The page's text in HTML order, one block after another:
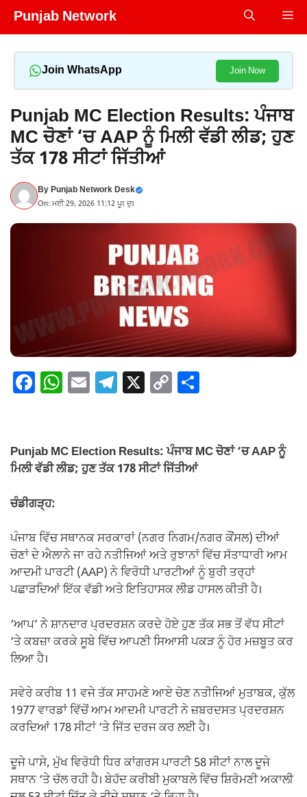
Skip
Punjab Network
Join WhatsApp Join Now
Punjab MC Election Results: ਪੰਜਾਬ
MC ਚੋਣਾਂ ‘ਚ AAP ਨੂੰ ਮਿਲੀ ਵੱਡੀ ਲੀਡ; ਹੁਣ
ਤੱਕ 178 ਸੀਟਾਂ ਜਿੱਤੀਆਂ
ByPunjab Network Desk
On: ਮਈ 29, 2026 11:12 ਪੂਃ ਦੁਃ
F
e
b
o
o
k
W
s
A
E T
gr
a
X C
y
Li
e
Punjab MC Election Results: ਪੰਜਾਬ MC ਚੋਣਾਂ ‘ਚ AAP ਨੂੰ
ਮਿਲੀ ਵੱਡੀ ਲੀਡ; ਹੁਣ ਤੱਕ 178 ਸੀਟਾਂ ਜਿੱਤੀਆਂ
ਚੰਡੀਗੜ੍ਹ:
ਪੰਜਾਬ ਵਿੱਚ ਸਥਾਨਕ ਸਰਕਾਰਾਂ (ਨਗਰ ਨਿਗਮ/ਨਗਰ ਕੌਂਸਲ) ਦੀਆਂ
ਚੋਣਾਂ ਦੇ ਐਲਾਨੇ ਜਾ ਰਹੇ ਨਤੀਜਿਆਂ ਅਤੇ ਰੁਝਾਨਾਂ ਵਿੱਚ ਸੱਤਾਧਾਰੀ ਆਮ
ਆਦਮੀ ਪਾਰਟੀ (AAP) ਨੇ ਵਿਰੋਧੀ ਪਾਰਟੀਆਂ ਨੂੰ ਬੁਰੀ ਤਰ੍ਹਾਂ
ਪਛਾੜਦਿਆਂ ਇੱਕ ਵੱਡੀ ਅਤੇ ਇਤਿਹਾਸਕ ਲੀਡ ਹਾਸਲ ਕੀਤੀ ਹੈ।
‘ਆਪ’ ਨੇ ਸ਼ਾਨਦਾਰ ਪ੍ਰਦਰਸ਼ਨ ਕਰਦੇ ਹੋਏ ਹੁਣ ਤੱਕ ਸਭ ਤੋਂ ਵੱਧ ਸੀਟਾਂ
‘ਤੇ ਕਬਜ਼ਾ ਕਰਕੇ ਸੂਬੇ ਵਿੱਚ ਆਪਣੀ ਸਿਆਸੀ ਪਕੜ ਨੂੰ ਹੋਰ ਮਜ਼ਬੂਤ ਕਰ
ਲਿਆ ਹੈ।
ਸਵੇਰੇ ਕਰੀਬ 11 ਵਜੇ ਤੱਕ ਸਾਹਮਣੇ ਆਏ ਚੋਣ ਨਤੀਜਿਆਂ ਮੁਤਾਬਕ, ਕੁੱਲ
1977 ਵਾਰਡਾਂ ਵਿੱਚੋਂ ਆਮ ਆਦਮੀ ਪਾਰਟੀ ਨੇ ਜ਼ਬਰਦਸਤ ਪ੍ਰਦਰਸ਼ਨ
ਕਰਦਿਆਂ 178 ਸੀਟਾਂ ‘ਤੇ ਜਿੱਤ ਦਰਜ ਕਰ ਲਈ ਹੈ।
ਦੂਜੇ ਪਾਸੇ, ਮੁੱਖ ਵਿਰੋਧੀ ਧਿਰ ਕਾਂਗਰਸ ਪਾਰਟੀ 58 ਸੀਟਾਂ ਨਾਲ ਦੂਜੇ
ਸਥਾਨ ‘ਤੇ ਚੱਲ ਰਹੀ ਹੈ। ਬੇਹੱਦ ਕਰੀਬੀ ਮੁਕਾਬਲੇ ਵਿੱਚ ਸ਼ਿਰੋਮਣੀ ਅਕਾਲੀ